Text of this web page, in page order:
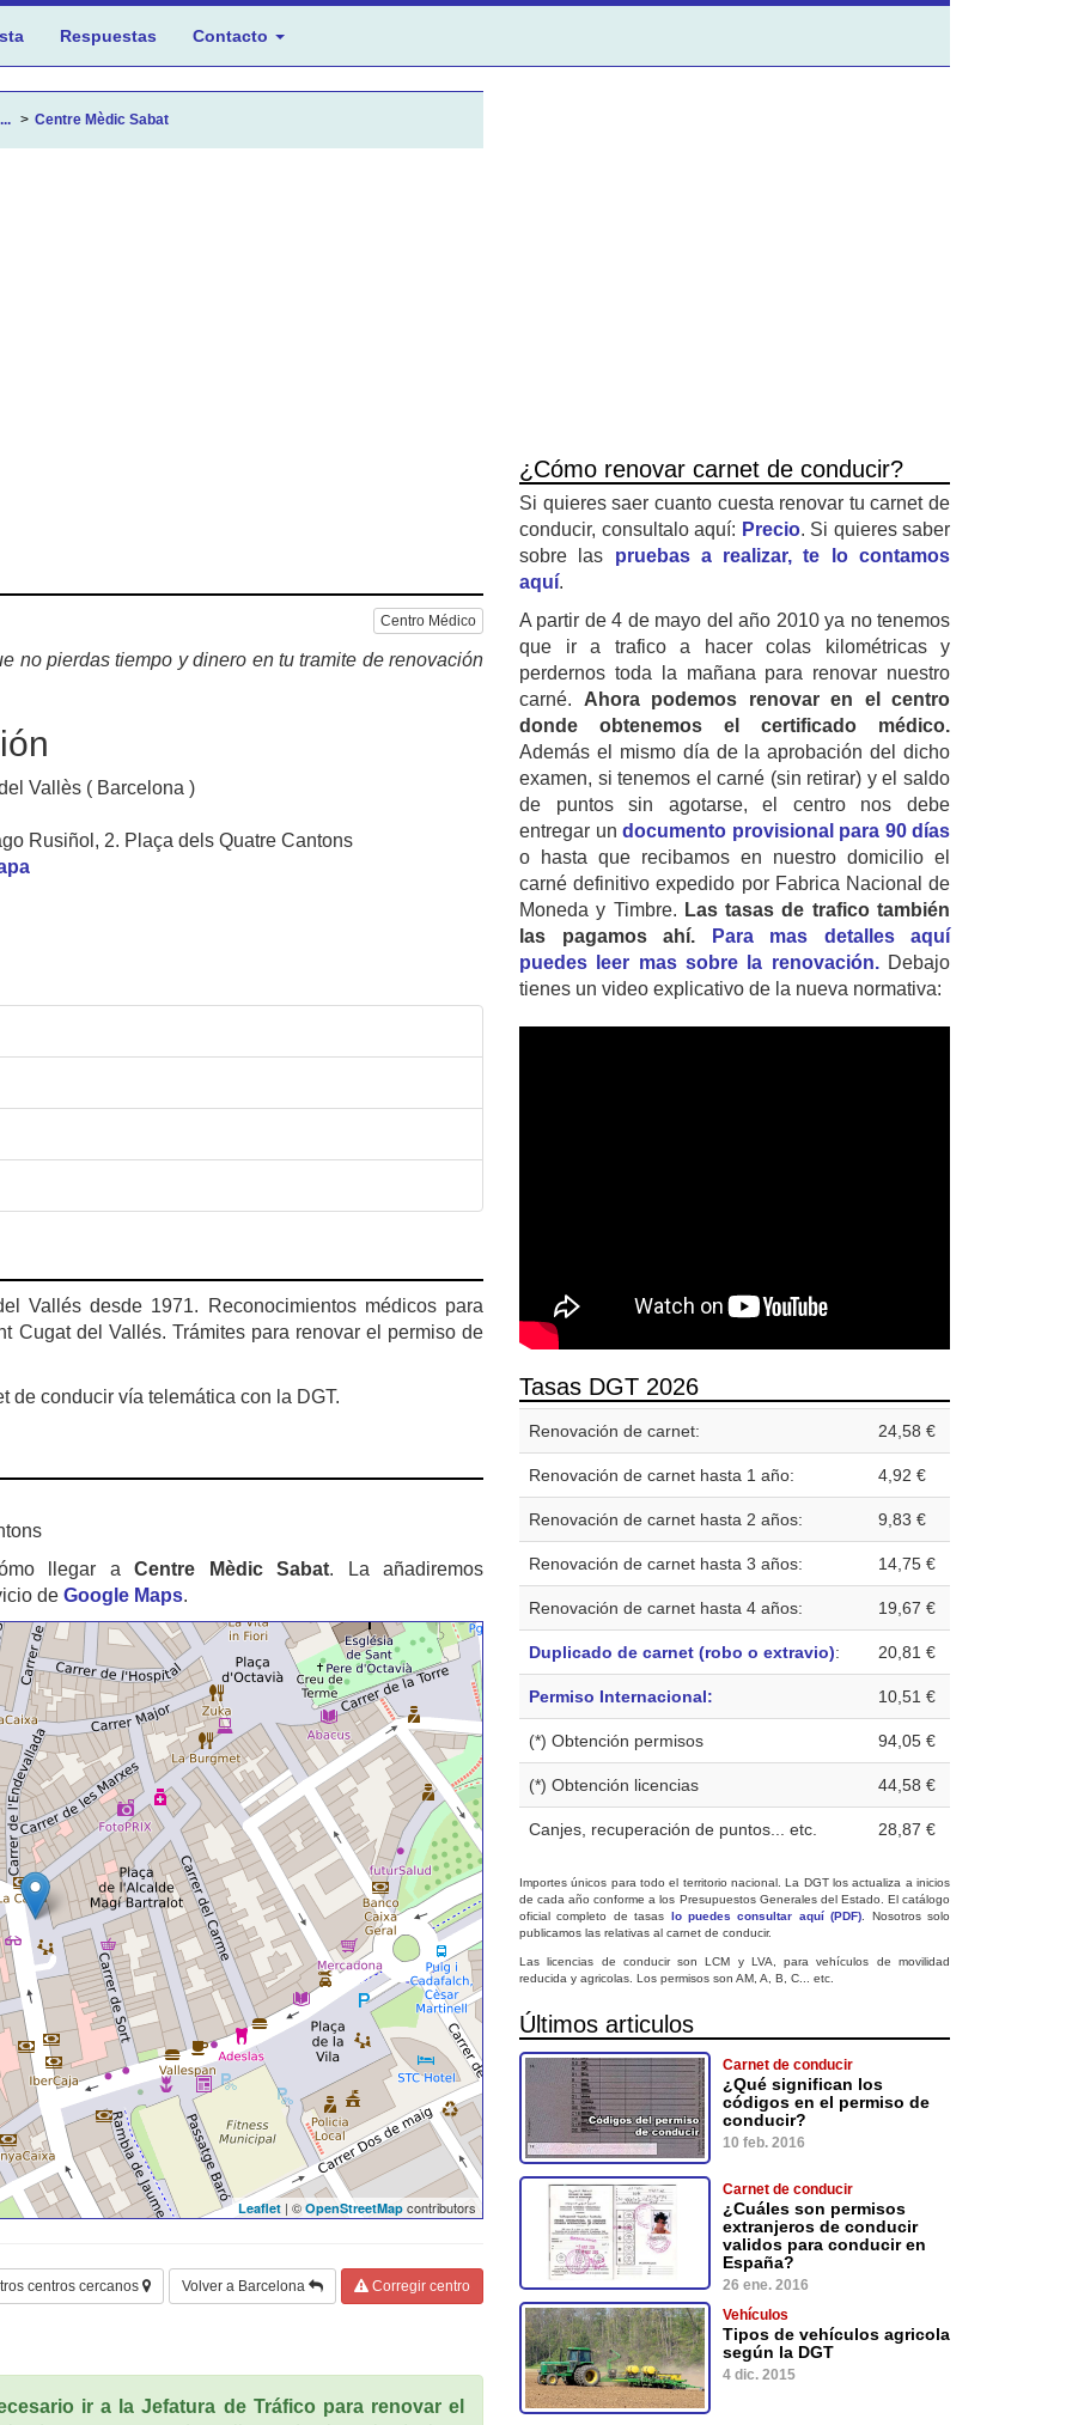
Respuestas Contacto
Centre Mèdic Sabat
Centro Médico
no pierdas tiempo y dinero en tu tramite de renovación
Vallès ( Barcelona )
Rusiñol, 2. Plaça dels Quatre Cantons
Vallés desde 1971. Reconocimientos médicos para
Cugat del Vallés. Trámites para renovar el permiso de
de conducir vía telemática con la DGT.
llegar aCentre Mèdic Sabat. La añadiremos
de Google Maps.
Leaflet | © OpenStreetMap contributors
centros cercanos Volver a Barcelona Corregir centro
ir a la Jefatura de Tráfico para renovar el
¿Cómo renovar carnet de conducir?
Si quieres saer cuanto cuesta renovar tu carnet de
conducir, consultalo aquí: Precio. Si quieres saber
sobre las pruebas a realizar, te lo contamos
aquí.
A partir de 4 de mayo del año 2010 ya no tenemos
que ir a trafico a hacer colas kilométricas y
perdernos toda la mañana para renovar nuestro
carné. Ahora podemos renovar en el centro
donde obtenemos el certificado médico.
Además el mismo día de la aprobación del dicho
examen, si tenemos el carné (sin retirar) y el saldo
de puntos sin agotarse, el centro nos debe
entregar un documento provisional para 90 días
o hasta que recibamos en nuestro domicilio el
carné definitivo expedido por Fabrica Nacional de
Moneda y Timbre. Las tasas de trafico también
las pagamos ahí.
Para mas detalles aquí
puedes leer mas sobre la renovación.Debajo
tienes un video explicativo de la nueva normativa:
Tasas DGT 2026
Renovación de carnet: 24,58 €
Renovación de carnet hasta 1 año: 4,92 €
Renovación de carnet hasta 2 años: 9,83 €
Renovación de carnet hasta 3 años: 14,75 €
Renovación de carnet hasta 4 años: 19,67 €
Duplicado de carnet (robo o extravio): 20,81 €
Permiso Internacional: 10,51 €
(*) Obtención permisos 94,05 €
(*) Obtención licencias 44,58 €
Canjes, recuperación de puntos... etc. 28,87 €
Importes únicos para todo el territorio nacional. La DGT los actualiza a inicios
de cada año conforme a los Presupuestos Generales del Estado. El catálogo
oficial completo de tasas lo puedes consultar aquí (PDF) . Nosotros solo
publicamos las relativas al carnet de conducir.
Las licencias de conducir son LCM y LVA, para vehículos de movilidad
reducida y agricolas. Los permisos son AM, A, B, C... etc.
Últimos articulos
Carnet de conducir
¿Qué significan los
códigos en el permiso de
conducir?
10 feb. 2016
Carnet de conducir
¿Cuáles son permisos
extranjeros de conducir
validos para conducir en
España?
26 ene. 2016
Vehículos
Tipos de vehículos agricola
según la DGT
4 dic. 2015